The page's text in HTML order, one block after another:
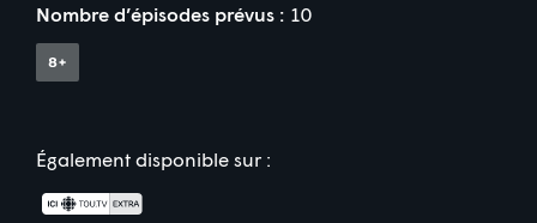
Nombre d’épisodes prévus : 10
Également disponible sur :